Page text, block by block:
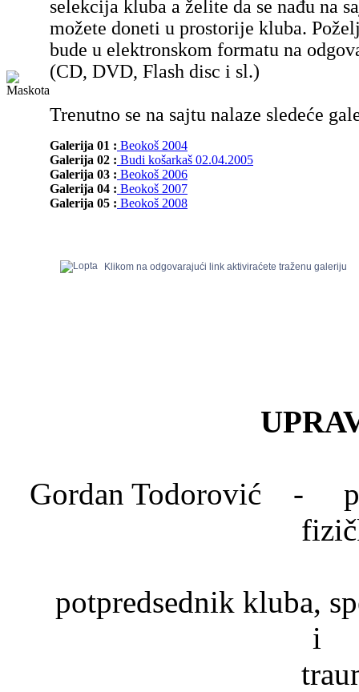
selekcija kluba a želite da se nađu na
možete doneti u prostorije kluba.
bude u elektronskom formatu na
(CD, DVD, Flash disc i sl.)
Trenutno se na sajtu nalaze sledeće
Galerija 01 : Beokoš 2004
Galerija 02 : Budi košarkaš 02.04.2005
Galerija 03 : Beokoš 2006
Galerija 04 : Beokoš 2007
Galerija 05 : Beokoš 2008
Klikom na odgovarajući link aktiviraćete traženu galeriju
Gordan Todorović -
potpredsednik kluba,